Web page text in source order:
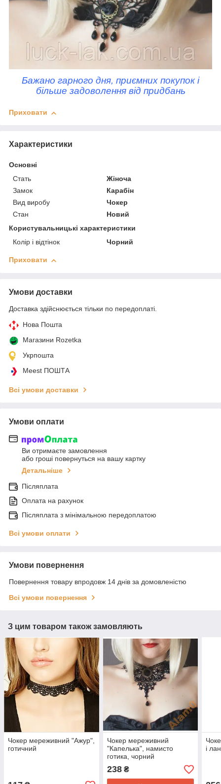
Бажано гарного дня, приємних покупок і
більше задоволення від придбань
Приховати
Характеристики
Основні
Стать
Жіноча
Замок
Карабін
Вид виробу
Чокер
Стан
Новий
Користувальницькі характеристики
Колір і відтінок
Чорний
Приховати
Умови доставки
Доставка здійснюється тільки по передоплаті.
Нова Пошта
Магазини Rozetka
Укрпошта
Meest ПОШТА
Всі умови доставки
Умови оплати
Ви отримаєте замовлення
або гроші повернуться на вашу картку
Детальніше
Післяплата
Оплата на рахунок
Післяплата з мінімальною передоплатою
Всі умови оплати
Умови повернення
Повернення товару впродовж 14 днів за домовленістю
Всі умови повернення
З цим товаром також замовляють
Чокер мереживний "Ажур",
готичний
Чокер мереживний
"Капелька", намисто
готика, чорний
238₴
і